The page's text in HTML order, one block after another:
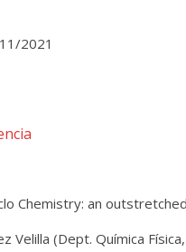
2021
Chemistry: an
Velilla (Dept. Química Física,